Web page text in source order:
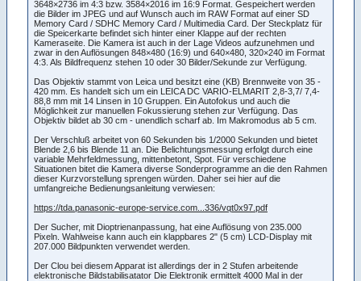
3648×2736 im 4:3 bzw. 3584×2016 im 16:9 Format. Gespeichert werden
die Bilder im JPEG und auf Wunsch auch im RAW Format auf einer SD
Memory Card / SDHC Memory Card / Multimedia Card. Der Steckplatz für
die Speicerkarte befindet sich hinter einer Klappe auf der rechten
Kameraseite. Die Kamera ist auch in der Lage Videos aufzunehmen und
zwar in den Auflösungen 848×480 (16:9) und 640×480, 320×240 im Format
4:3. Als Bildfrequenz stehen 10 oder 30 Bilder/Sekunde zur Verfügung.
Das Objektiv stammt von Leica und besitzt eine (KB) Brennweite von 35 -
420 mm. Es handelt sich um ein LEICA DC VARIO-ELMARIT 2,8-3,7/ 7,4-
88,8 mm mit 14 Linsen in 10 Gruppen. Ein Autofokus und auch die
Möglichkeit zur manuellen Fokussierung stehen zur Verfügung. Das
Objektiv bildet ab 30 cm - unendlich scharf ab. Im Makromodus ab 5 cm.
Der Verschluß arbeitet von 60 Sekunden bis 1/2000 Sekunden und bietet
Blende 2,6 bis Blende 11 an. Die Belichtungsmessung erfolgt durch eine
variable Mehrfeldmessung, mittenbetont, Spot. Für verschiedene
Situationen bitet die Kamera diverse Sonderprogramme an die den Rahmen
dieser Kurzvorstellung sprengen würden. Daher sei hier auf die
umfangreiche Bedienungsanleitung verwiesen:
https://tda.panasonic-europe-service.com...336/vqt0x97.pdf
Der Sucher, mit Dioptrienanpassung, hat eine Auflösung von 235.000
Pixeln. Wahlweise kann auch ein klappbares 2" (5 cm) LCD-Display mit
207.000 Bildpunkten verwendet werden.
Der Clou bei diesem Apparat ist allerdings der in 2 Stufen arbeitende
elektronische Bildstabilisatator Die Elektronik ermittelt 4000 Mal in der